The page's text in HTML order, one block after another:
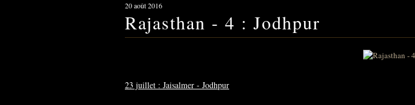
20 août 2016
Rajasthan - 4 : Jodhpur
23 juillet : Jaisalmer - Jodhpur